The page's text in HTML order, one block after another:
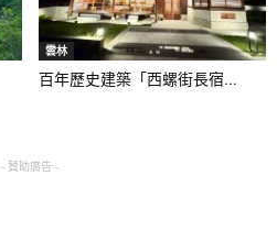
雲林
百年歷史建築「西螺街長宿...
- 贊助廣告 -